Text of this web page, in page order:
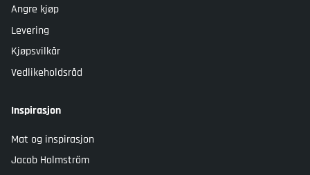
Angre kjøp
Levering
Kjøpsvilkår
Vedlikeholdsråd
Inspirasjon
Mat og inspirasjon
Jacob Holmström